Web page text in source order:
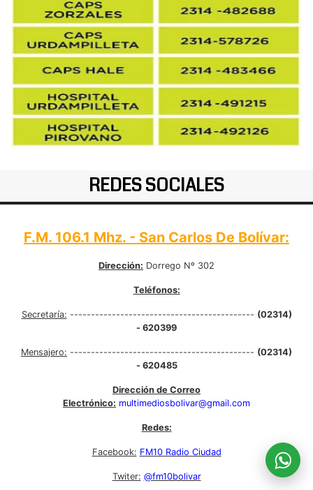
REDES SOCIALES
F.M. 106.1 Mhz. - San Carlos De Bolívar:
Dirección: Dorrego Nº 302
Teléfonos:
Secretaría: -------------------------------------------- (02314)
- 620399
Mensajero: -------------------------------------------- (02314)
- 620485
Dirección de Correo
Electrónico: multimediosbolivar@gmail.com
Redes:
Facebook: FM10 Radio Ciudad
Twiter: @fm10bolivar